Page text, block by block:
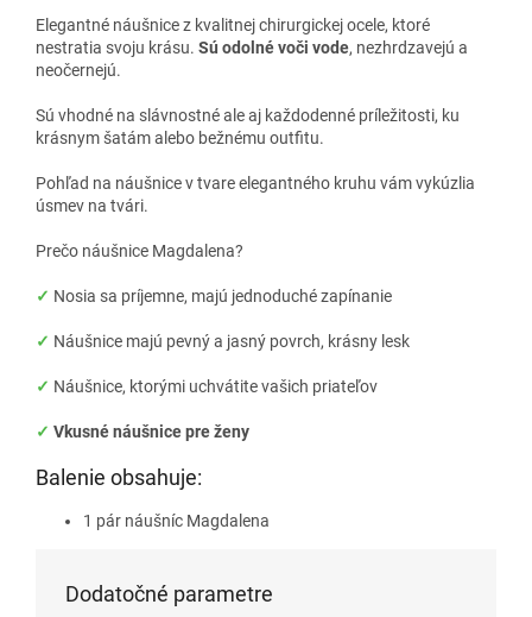
Elegantné náušnice z kvalitnej chirurgickej ocele, ktoré
nestratia svoju krásu. Sú odolné voči vode, nezhrdzavejú a
neočernejú.
Sú vhodné na slávnostné ale aj každodenné príležitosti, ku
krásnym šatám alebo bežnému outfitu.
Pohľad na náušnice v tvare elegantného kruhu vám vykúzlia
úsmev na tvári.
Prečo náušnice Magdalena?
✓ Nosia sa príjemne, majú jednoduché zapínanie
✓ Náušnice majú pevný a jasný povrch, krásny lesk
✓ Náušnice, ktorými uchvátite vašich priateľov
✓ Vkusné náušnice pre ženy
Balenie obsahuje:
1 pár náušníc Magdalena
Dodatočné parametre